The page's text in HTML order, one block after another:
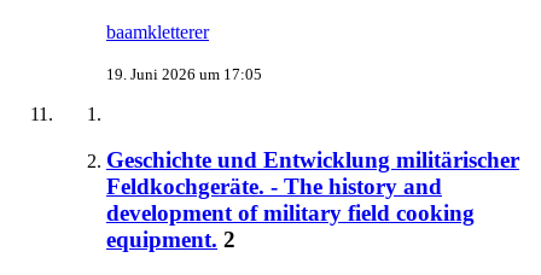
baamkletterer
19. Juni 2026 um 17:05
Geschichte und Entwicklung militärischer
Feldkochgeräte. - The history and
development of military field cooking
equipment. 2